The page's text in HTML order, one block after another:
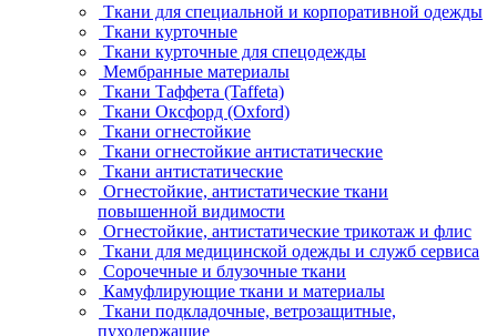
Ткани для специальной и корпоративной одежды
Ткани курточные
Ткани курточные для спецодежды
Мембранные материалы
Ткани Таффета (Taffeta)
Ткани Оксфорд (Oxford)
Ткани огнестойкие
Ткани огнестойкие антистатические
Ткани антистатические
Огнестойкие, антистатические ткани
повышенной видимости
Огнестойкие, антистатические трикотаж и флис
Ткани для медицинской одежды и служб сервиса
Сорочечные и блузочные ткани
Камуфлирующие ткани и материалы
Ткани подкладочные, ветрозащитные,
пуходержащие